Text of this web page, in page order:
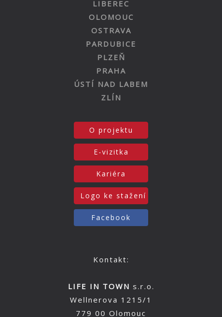
LIBEREC
OLOMOUC
OSTRAVA
PARDUBICE
PLZEŇ
PRAHA
ÚSTÍ NAD LABEM
ZLÍN
O projektu
E-vizitka
Kariéra
Logo ke stažení
Facebook
Kontakt:
LIFE IN TOWN s.r.o.
Wellnerova 1215/1
779 00 Olomouc